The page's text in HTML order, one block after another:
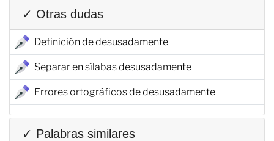
✓ Otras dudas
Definición de desusadamente
Separar en sílabas desusadamente
Errores ortográficos de desusadamente
✓ Palabras similares